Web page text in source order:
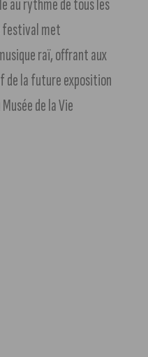
au rythme de tous les
festival met
raï, offrant aux
la future exposition
de la Vie